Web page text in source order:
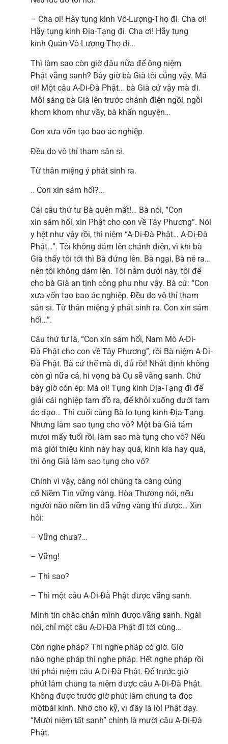
– Cha ơi! Hãy tụng kinh Vô-Lượng-Thọ đi. Cha ơi!
Hãy tụng kinh Địa-Tạng đi. Cha ơi! Hãy tụng
kinh Quán-Vô-Lượng-Thọ đi…
Thì làm sao còn giờ đâu nữa để ông niệm
Phật vãng sanh? Bây giờ bà Già tôi cũng vậy. Má
ơi! Một câu A-Di-Đà Phật… bà Già cứ vậy mà đi.
Mỗi sáng bà Già lên trước chánh điện ngồi, ngồi
khom khom như vầy, bà khấn nguyện…
Con xưa vốn tạo bao ác nghiệp.
Đều do vô thỉ tham sân si.
Từ thân miệng ý phát sinh ra.
.. Con xin sám hối?…
Cái câu thứ tư Bà quên mất!… Bà nói, “Con
xin sám hối, xin Phật cho con về Tây Phương”. Nói
y hệt như vậy rồi, thì niệm “A-Di-Đà Phật… A-Di-Đà
Phật…”. Tôi không dám lên chánh điện, vì khi bà
Già thấy tôi tới thì Bà đứng lên. Bà ngại, Bà né ra…
nên tôi không dám lên. Tôi nằm dưới này, tôi để
cho bà Già an tịnh công phu như vậy. Bà cứ: “Con
xưa vốn tạo bao ác nghiệp. Đều do vô thỉ tham
sân si. Từ thân miệng ý phát sinh ra. Con xin sám
hối…”.
Câu thứ tư là, “Con xin sám hối, Nam Mô A-Di-
Đà Phật cho con về Tây Phương”, rồi Bà niệm A-Di-
Đà Phật. Bà cứ thế mà đi, đủ rồi! Nhất định không
còn gì nữa cả, hi vọng bà Cụ sẽ vãng sanh. Chứ
bây giờ còn ép: Má ơi! Tụng kinh Địa-Tạng đi để
giải cái nghiệp tam đồ ra, để khỏi xuống dưới tam
ác đạo… Thì cuối cùng Bà lo tụng kinh Địa-Tạng.
Nhưng làm sao tụng cho vô? Một bà Già tám
mươi mấy tuổi rồi, làm sao mà tụng cho vô? Nếu
mà giới thiệu kinh này hay quá, kinh kia hay quá,
thì ông Già làm sao tụng cho vô?
Chính vì vậy, càng nói chúng ta càng củng
cố Niềm Tin vững vàng. Hòa Thượng nói, nếu
người nào niềm tin đã vững vàng thì được… Xin
hỏi:
– Vững chưa?…
– Vững!
– Thì sao?
– Thì một câu A-Di-Đà Phật được vãng sanh.
Mình tin chắc chắn mình được vãng sanh. Ngài
nói, chỉ một câu A-Di-Đà Phật đi tới cùng…
Còn nghe pháp? Thì nghe pháp có giờ. Giờ
nào nghe pháp thì nghe pháp. Hết nghe pháp rồi
thì phải niệm câu A-Di-Đà Phật. Để trước giờ
phút lâm chung ta niệm được câu A-Di-Đà Phật.
Không được trước giờ phút lâm chung ta đọc
mộtbài kinh. Nhớ cho kỹ, vì đây là lời Phật dạy.
“Mười niệm tất sanh” chính là mười câu A-Di-Đà
Phật.